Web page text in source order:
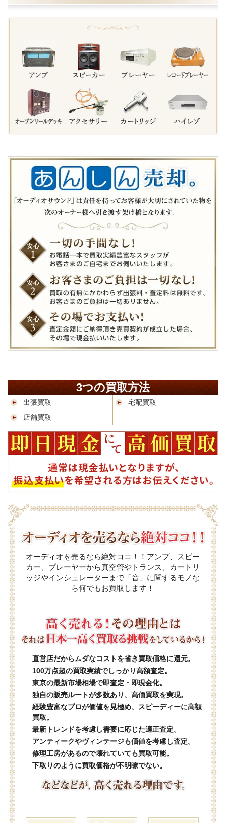
3つの買取方法
出張買取
宅配買取
店舗買取
オーディオを売るなら絶対ココ！！アンプ、スピー
カー、プレーヤーから真空管やトランス、カートリ
ッジやインシュレーターまで「音」に関するモノな
ら何でもお買取します！
直営店だからムダなコストを省き買取価格に還元。
100万点超の買取実績でしっかり高額査定。
東京の最新市場相場で即査定・即現金化。
独自の販売ルートが多数あり、高価買取を実現。
経験豊富なプロが価値を見極め、スピーディーに高額
買取。
最新トレンドを考慮し需要に応じた適正査定。
アンティークやヴィンテージも価値を考慮し査定。
修理工房があるので壊れていても買取可能。
下取りのように買取価格が不明瞭でない。